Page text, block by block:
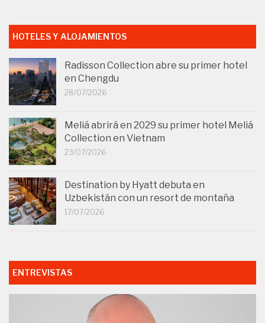
HOTELES Y ALOJAMIENTOS
Radisson Collection abre su primer hotel
en Chengdu
28/07/2026
Meliá abrirá en 2029 su primer hotel Meliá
Collection en Vietnam
23/07/2026
Destination by Hyatt debuta en
Uzbekistán con un resort de montaña
17/07/2026
ENTREVISTAS